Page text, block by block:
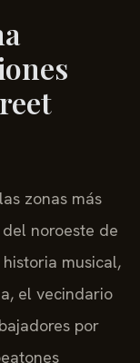
zonas más
noroeste de
musical,
el vecindario
por